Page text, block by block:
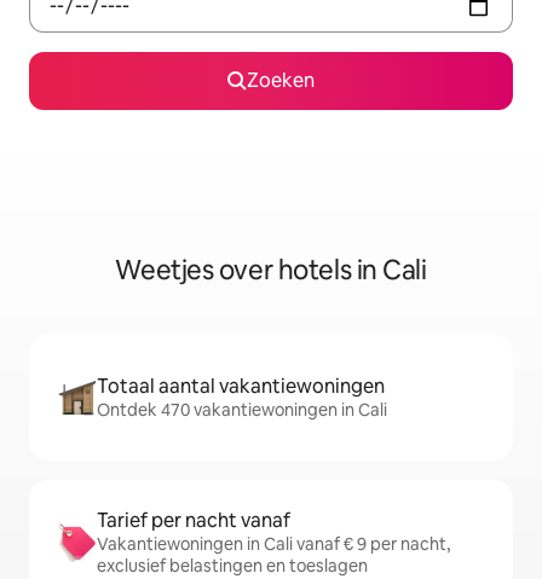
Zoeken
Weetjes over hotels in Cali
Totaal aantal vakantiewoningen
Ontdek 470 vakantiewoningen in Cali
Tarief per nacht vanaf
Vakantiewoningen in Cali vanaf € 9 per nacht,
exclusief belastingen en toeslagen